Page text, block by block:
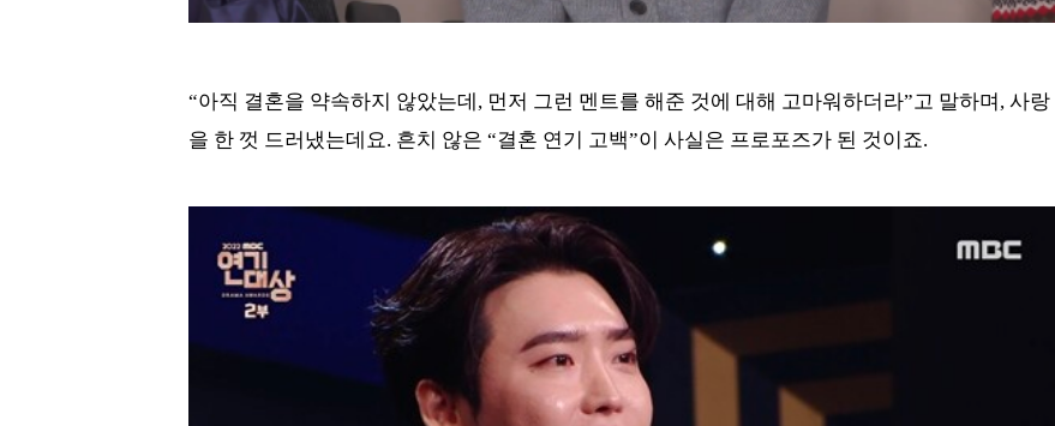
“아직 결혼을 약속하지 않았는데, 먼저 그런 멘트를 해준 것에 대해 고마워하더라”고 말하며, 사랑
을 한 껏 드러냈는데요. 흔치 않은 “결혼 연기 고백”이 사실은 프로포즈가 된 것이죠.